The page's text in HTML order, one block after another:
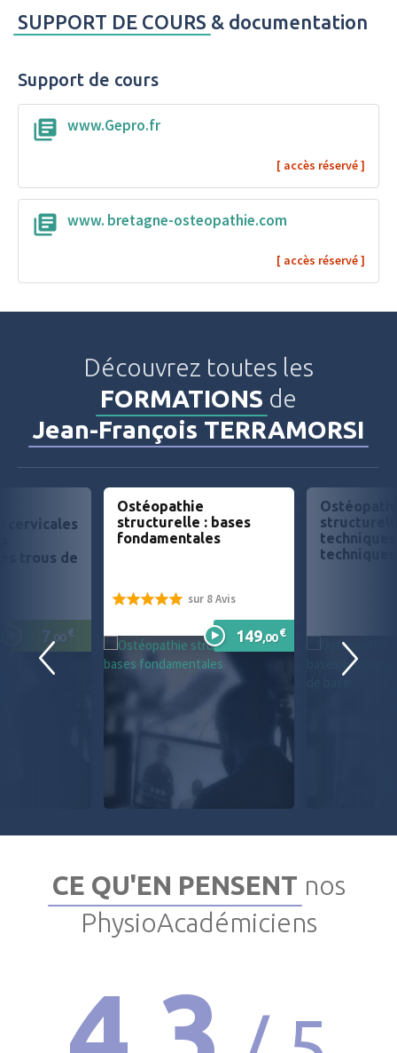
SUPPORT DE COURS & documentation
Support de cours
www.Gepro.fr
www. bretagne-osteopathie.com
Découvrez toutes les
FORMATIONS de
Jean-François TERRAMORSI
cervicales
trous de
7 ,00€
Ostéopathie
structurelle : bases
fondamentales
sur 8 Avis
149,00€
CE QU'EN PENSENT nos
PhysioAcadémiciens